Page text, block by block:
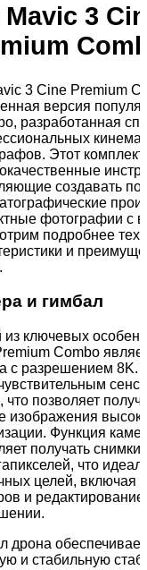
Mavic 3
3 Cine Premium
версия
разработанная
Этот комплект
создавать
фотографии с
подробнее
и
и гимбал
ключевых
Combo
с разрешением 8K.
что позволяет
изображения
Функция
получать
что
целей, включая
и
дрона
и стабильную